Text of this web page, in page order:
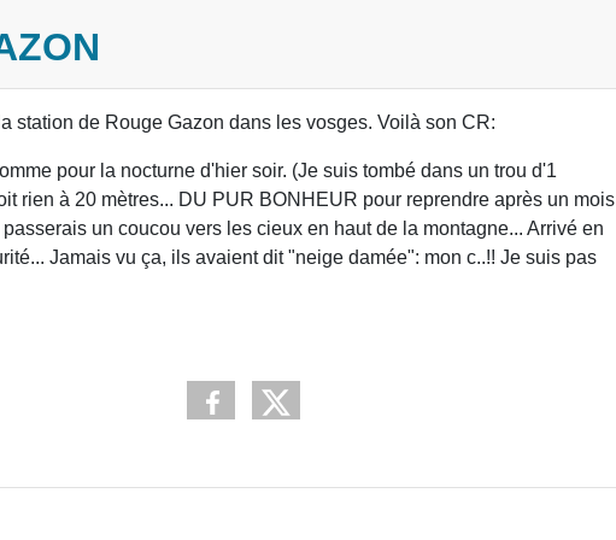
station de Rouge Gazon dans les vosges. Voilà son CR:
pour la nocturne d'hier soir. (Je suis tombé dans un trou d'1
rien à 20 mètres... DU PUR BONHEUR pour reprendre après un mois
un coucou vers les cieux en haut de la montagne... Arrivé en
Jamais vu ça, ils avaient dit "neige damée": mon c..!! Je suis pas